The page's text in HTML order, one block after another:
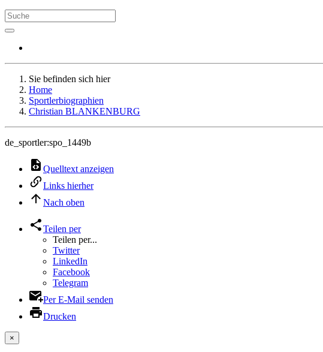
Sie befinden sich hier
Home
Sportlerbiographien
Christian BLANKENBURG
de_sportler:spo_1449b
Quelltext anzeigen
Links hierher
Nach oben
Teilen per
Teilen per...
Twitter
LinkedIn
Facebook
Telegram
Per E-Mail senden
Drucken
×